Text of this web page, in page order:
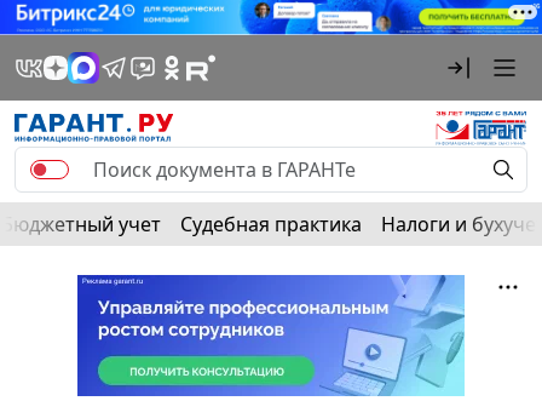
Бюджетный учет Судебная практика Налоги и